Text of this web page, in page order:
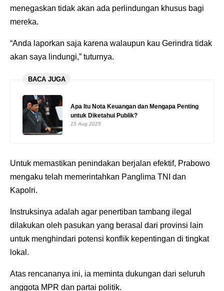
menegaskan tidak akan ada perlindungan khusus bagi
mereka.
“Anda laporkan saja karena walaupun kau Gerindra tidak
akan saya lindungi,” tuturnya.
BACA JUGA
Apa Itu Nota Keuangan dan Mengapa Penting
untuk Diketahui Publik?
15 Aug 2025
Untuk memastikan penindakan berjalan efektif, Prabowo
mengaku telah memerintahkan Panglima TNI dan
Kapolri.
Instruksinya adalah agar penertiban tambang ilegal
dilakukan oleh pasukan yang berasal dari provinsi lain
untuk menghindari potensi konflik kepentingan di tingkat
lokal.
Atas rencananya ini, ia meminta dukungan dari seluruh
anggota MPR dan partai politik.